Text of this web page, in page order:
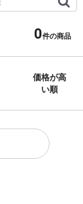
0件の商品
価格が高
い順